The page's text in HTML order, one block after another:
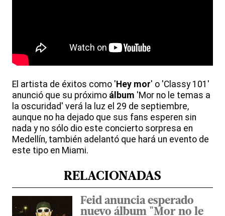
El artista de éxitos como 'Hey mor' o 'Classy 101'
anunció que su próximo álbum 'Mor no le temas a
la oscuridad' verá la luz el 29 de septiembre,
aunque no ha dejado que sus fans esperen sin
nada y no sólo dio este concierto sorpresa en
Medellín, también adelantó que hará un evento de
este tipo en Miami.
RELACIONADAS
Feid anuncia esperado
nuevo álbum "Mor no le